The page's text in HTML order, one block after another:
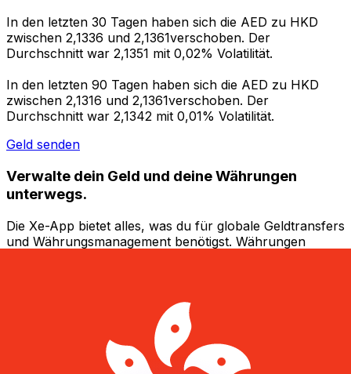
In den letzten 30 Tagen haben sich die AED zu HKD
zwischen 2,1336 und 2,1361verschoben. Der
Durchschnitt war 2,1351 mit 0,02% Volatilität.
In den letzten 90 Tagen haben sich die AED zu HKD
zwischen 2,1316 und 2,1361verschoben. Der
Durchschnitt war 2,1342 mit 0,01% Volatilität.
Geld senden
Verwalte dein Geld und deine Währungen
unterwegs.
Die Xe-App bietet alles, was du für globale Geldtransfers
und Währungsmanagement benötigst. Währungen